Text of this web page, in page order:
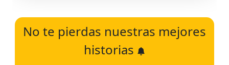
No te pierdas nuestras mejores
historias